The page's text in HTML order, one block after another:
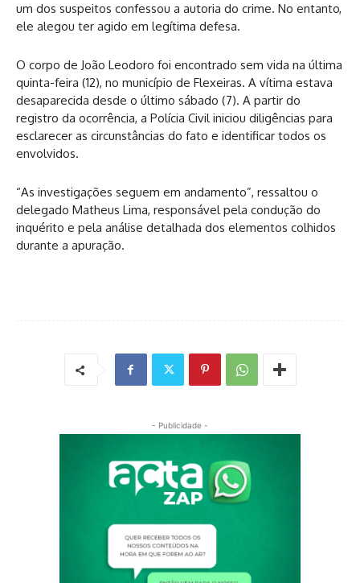
um dos suspeitos confessou a autoria do crime. No entanto,
ele alegou ter agido em legítima defesa.
O corpo de João Leodoro foi encontrado sem vida na última
quinta-feira (12), no município de Flexeiras. A vítima estava
desaparecida desde o último sábado (7). A partir do
registro da ocorrência, a Polícia Civil iniciou diligências para
esclarecer as circunstâncias do fato e identificar todos os
envolvidos.
“As investigações seguem em andamento”, ressaltou o
delegado Matheus Lima, responsável pela condução do
inquérito e pela análise detalhada dos elementos colhidos
durante a apuração.
- Publicidade -